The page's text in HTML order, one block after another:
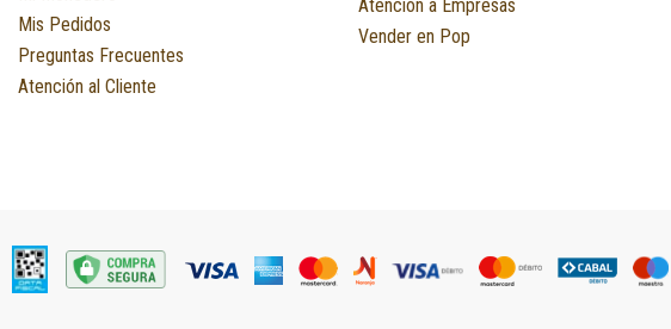
Mis Pedidos
Preguntas Frecuentes
Atención al Cliente
Atención a Empresas
Vender en Pop